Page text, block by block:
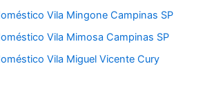
Vila Mingone Campinas SP
Vila Mimosa Campinas SP
Vila Miguel Vicente Cury